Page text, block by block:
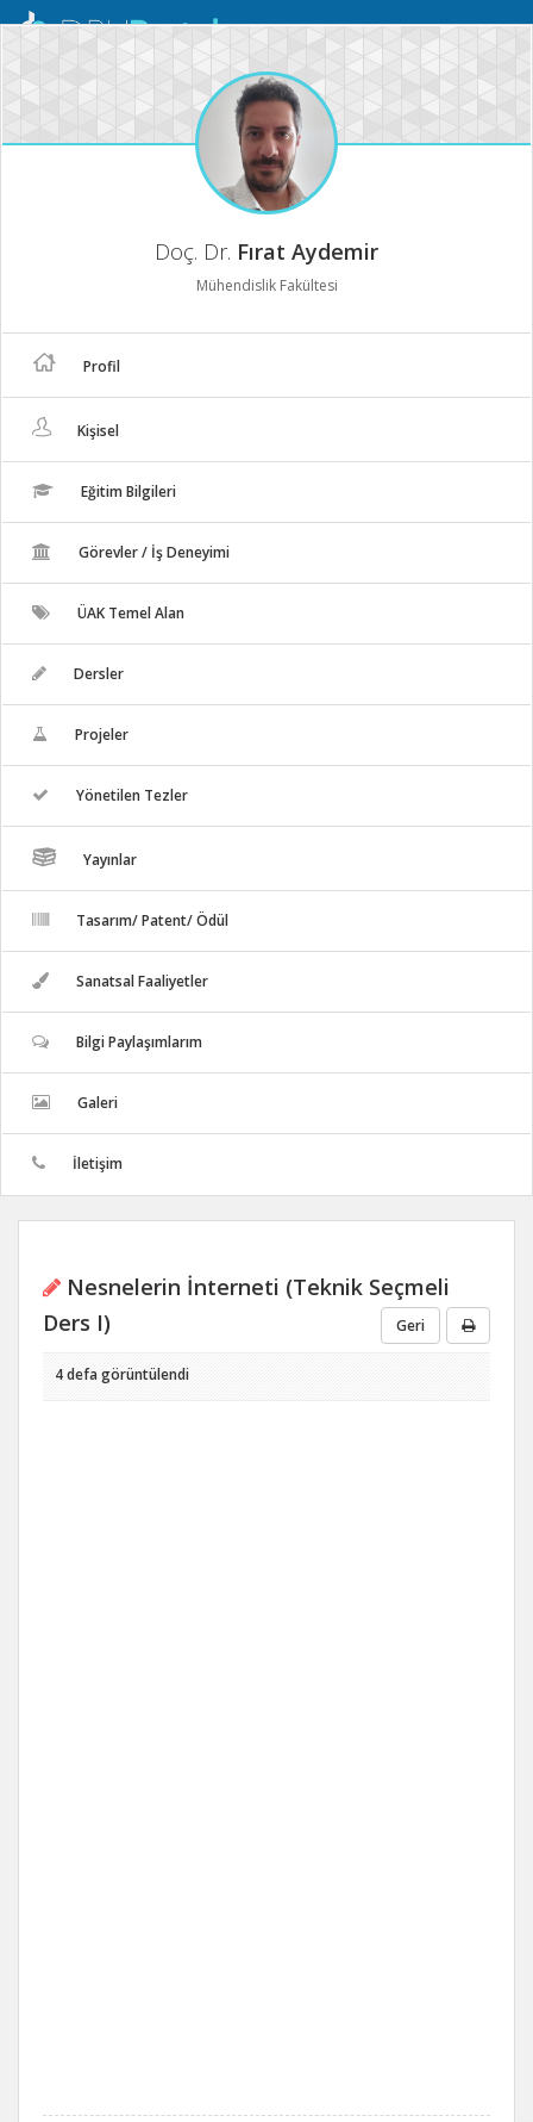
Mobil
Doç. Dr. Fırat Aydemir
Mühendislik Fakültesi
Profil
Kişisel
Eğitim Bilgileri
Görevler / İş Deneyimi
ÜAK Temel Alan
Dersler
Projeler
Yönetilen Tezler
Yayınlar
Tasarım/ Patent/ Ödül
Sanatsal Faaliyetler
Bilgi Paylaşımlarım
Galeri
İletişim
Nesnelerin İnterneti (Teknik Seçmeli
Ders I)
Geri
4 defa görüntülendi